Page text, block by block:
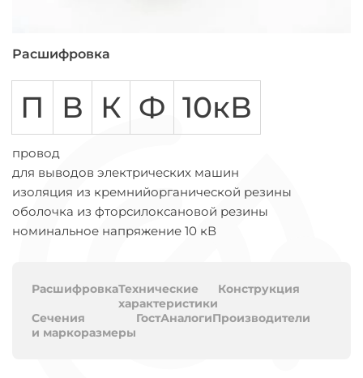
Расшифровка
П В К Ф 10кВ
провод
для выводов электрических машин
изоляция из кремнийорганической резины
оболочка из фторсилоксановой резины
номинальное напряжение 10 кВ
РасшифровкаТехнические
характеристики
Конструкция
Сечения
и маркоразмеры
ГостАналогиПроизводители